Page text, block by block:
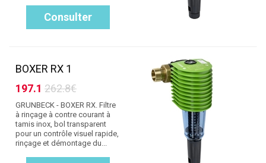
Consulter
BOXER RX 1
197.1 262.8€
GRUNBECK - BOXER RX. Filtre
à rinçage à contre courant à
tamis inox, bol transparent
pour un contrôle visuel rapide,
rinçage et démontage du...